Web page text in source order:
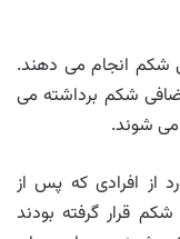
شکم انجام می دهند.
شکم برداشته می
شوند.
در این مطالعه با بررسی ۴۵۰ مورد از افرادی که پس از
قرار گرفته بودند